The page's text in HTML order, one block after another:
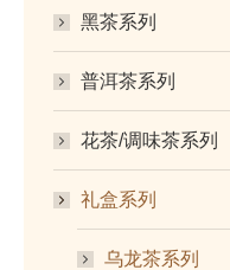
黑茶系列
普洱茶系列
花茶/调味茶系列
礼盒系列
乌龙茶系列